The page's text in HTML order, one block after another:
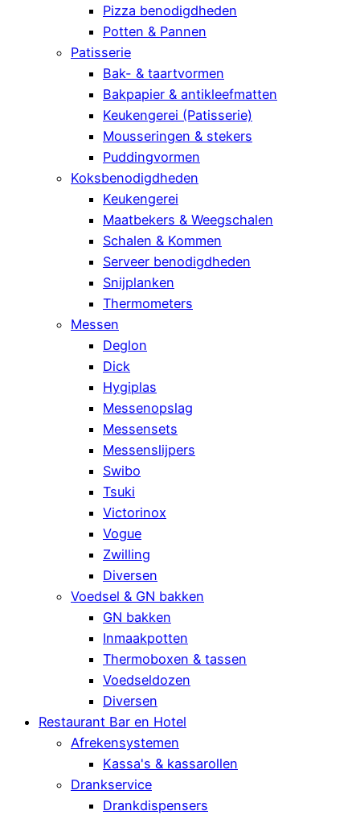
Pizza benodigdheden
Potten & Pannen
Patisserie
Bak- & taartvormen
Bakpapier & antikleefmatten
Keukengerei (Patisserie)
Mousseringen & stekers
Puddingvormen
Koksbenodigdheden
Keukengerei
Maatbekers & Weegschalen
Schalen & Kommen
Serveer benodigdheden
Snijplanken
Thermometers
Messen
Deglon
Dick
Hygiplas
Messenopslag
Messensets
Messenslijpers
Swibo
Tsuki
Victorinox
Vogue
Zwilling
Diversen
Voedsel & GN bakken
GN bakken
Inmaakpotten
Thermoboxen & tassen
Voedseldozen
Diversen
Restaurant Bar en Hotel
Afrekensystemen
Kassa's & kassarollen
Drankservice
Drankdispensers